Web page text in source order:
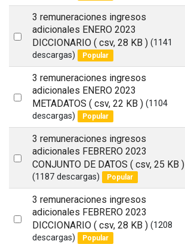
item
Select
item
3 remuneraciones ingresos
adicionales ENERO 2023
DICCIONARIO ( csv, 28 KB ) (1141
descargas)
Popular
Select
item
3 remuneraciones ingresos
adicionales ENERO 2023
METADATOS ( csv, 22 KB ) (1104
descargas)
Popular
Select
item
3 remuneraciones ingresos
adicionales FEBRERO 2023
CONJUNTO DE DATOS ( csv, 25 KB )
(1187 descargas) Popular
Select
3 remuneraciones ingresos
adicionales FEBRERO 2023
DICCIONARIO ( csv, 28 KB ) (1208
descargas)
Popular